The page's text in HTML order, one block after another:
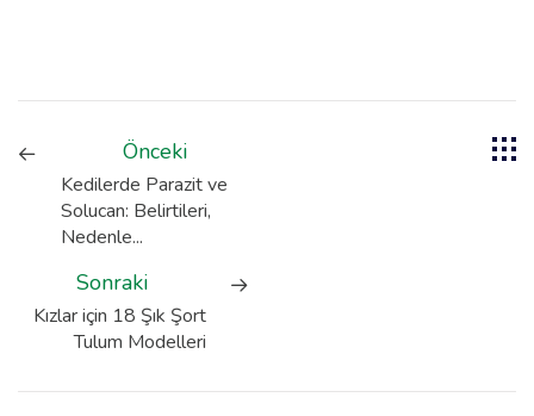
Önceki
Kedilerde Parazit ve
Solucan: Belirtileri,
Nedenle...
Sonraki
Kızlar için 18 Şık Şort
Tulum Modelleri